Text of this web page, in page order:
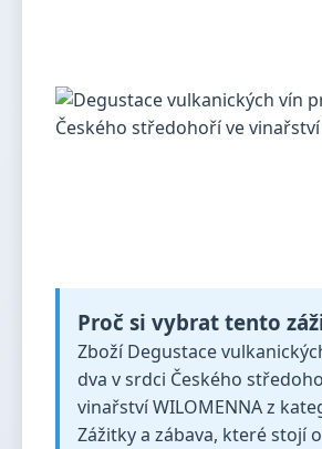
Proč si vybrat tento
Zboží Degustace
dva v srdci Českého
vinařství WILOMENNA z
Zážitky a zábava, které stojí